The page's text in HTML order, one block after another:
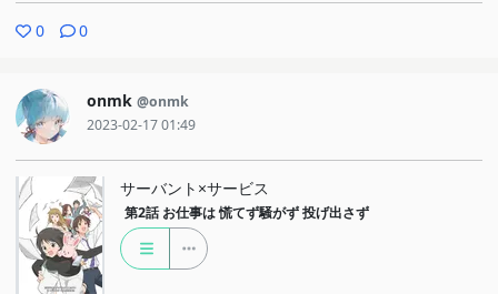
0 0
onmk @onmk
2023-02-17 01:49
サーバント×サービス
第2話 お仕事は 慌てず騒がず 投げ出さず